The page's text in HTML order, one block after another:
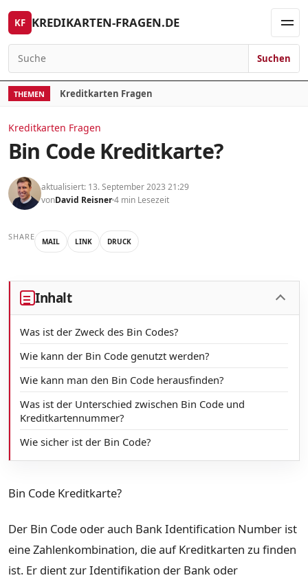
Skip to content
KF KREDIKARTEN-FRAGEN.DE
Search for:
Suchen
THEMEN Kreditkarten Fragen
Kreditkarten Fragen
Bin Code Kreditkarte?
aktualisiert: 13. September 2023 21:29
vonDavid Reisner4 min Lesezeit
SHARE MAIL LINK DRUCK
Inhalt
Was ist der Zweck des Bin Codes?
Wie kann der Bin Code genutzt werden?
Wie kann man den Bin Code herausfinden?
Was ist der Unterschied zwischen Bin Code und
Kreditkartennummer?
Wie sicher ist der Bin Code?
Bin Code Kreditkarte?
Der Bin Code oder auch Bank Identification Number ist
eine Zahlenkombination, die auf Kreditkarten zu finden
ist. Er dient zur Identifikation der Bank oder